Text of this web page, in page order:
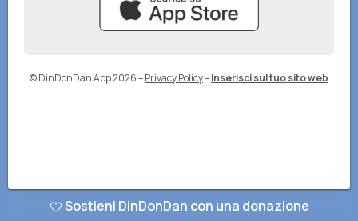
© DinDonDan App 2026–Privacy Policy–Inserisci sul tuo sito web
Sostieni DinDonDan con una donazione